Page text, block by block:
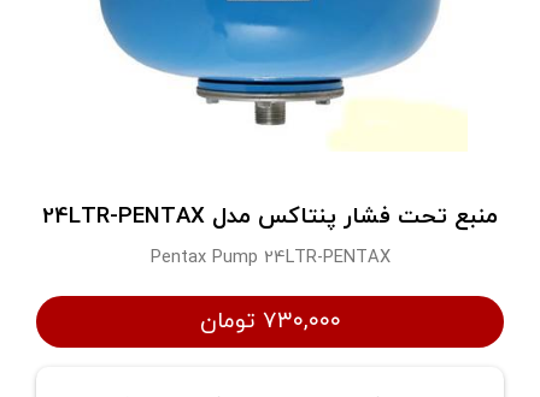
منبع تحت فشار پنتاکس مدل 24LTR-PENTAX
Pentax Pump 24LTR-PENTAX
۷۳۰,۰۰۰ تومان